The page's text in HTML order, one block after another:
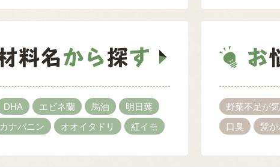
DHA エビネ蘭 馬油
明日葉
カナバニン オオイタドリ 紅イモ
野菜不足が
口臭
髪が